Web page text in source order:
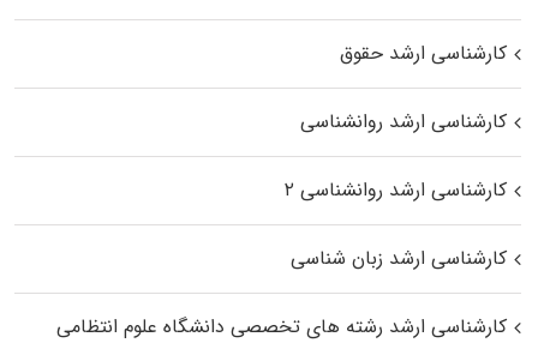
کارشناسی ارشد حقوق
کارشناسی ارشد روانشناسی
کارشناسی ارشد روانشناسی ۲
کارشناسی ارشد زبان شناسی
کارشناسی ارشد رﺷﺘﻪ ﻫﺎی تخصصی داﻧﺸﮕﺎه ﻋﻠﻮم انتظامی